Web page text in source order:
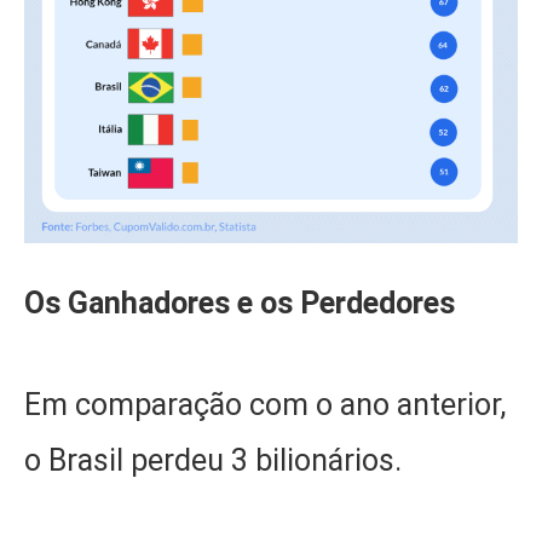
Os Ganhadores e os Perdedores
Em comparação com o ano anterior,
o Brasil perdeu 3 bilionários.